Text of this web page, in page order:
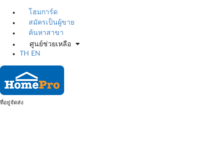
โฮมการ์ด
สมัครเป็นผู้ขาย
ค้นหาสาขา
ศูนย์ช่วยเหลือ
TH
EN
ที่อยู่จัดส่ง